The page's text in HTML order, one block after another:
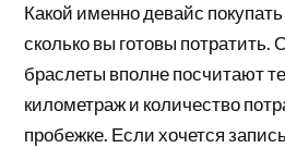
Какой именно девайс
сколько вы готовы
браслеты вполне посчитают
километраж и количество
пробежке. Если хочется